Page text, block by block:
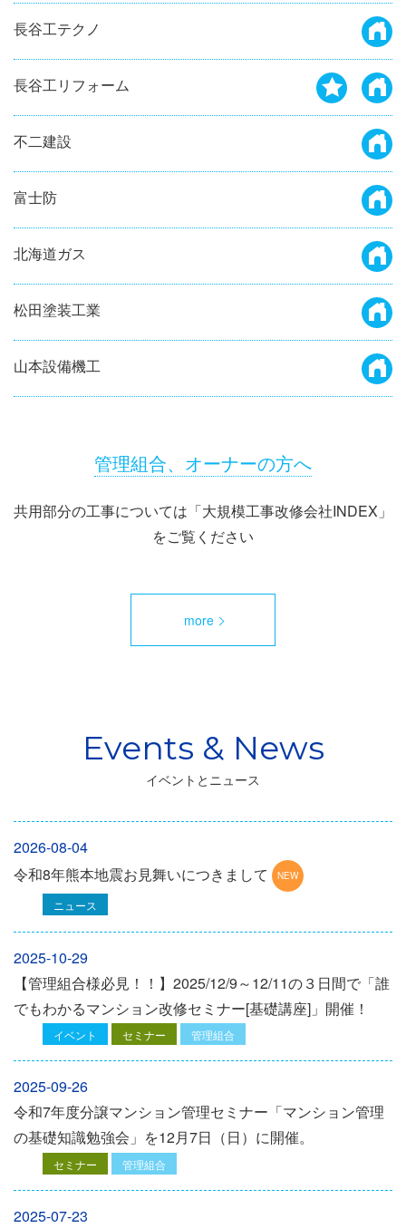
長谷工テクノ
長谷工リフォーム
不二建設
富士防
北海道ガス
松田塗装工業
山本設備機工
管理組合、オーナーの方へ
共用部分の工事については「大規模工事改修会社INDEX」
をご覧ください
more
イベントとニュース
2026-08-04
令和8年熊本地震お見舞いにつきまして
ニュース
2025-10-29
【管理組合様必見！！】2025/12/9～12/11の３日間で「誰
でもわかるマンション改修セミナー[基礎講座]」開催！
イベント セミナー 管理組合
2025-09-26
令和7年度分譲マンション管理セミナー「マンション管理
の基礎知識勉強会」を12⽉7⽇（⽇）に開催。
セミナー 管理組合
2025-07-23